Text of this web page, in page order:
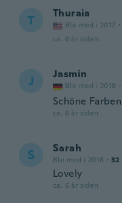
T Thuraia
Ble med i 2017 ·
ca. 6 år siden
J Jasmin
Ble med i 2018 ·
Schöne Farben
ca. 6 år siden
S Sarah
Ble med i 2016 · 32
Lovely
ca. 6 år siden